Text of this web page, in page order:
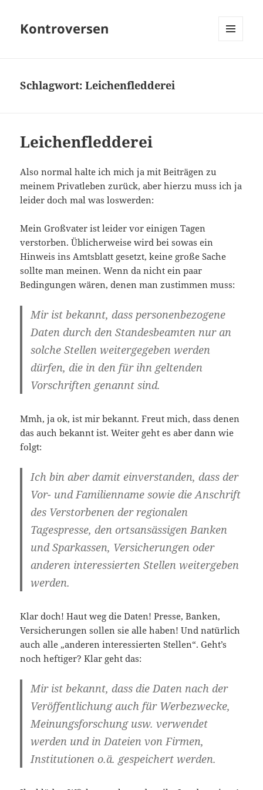
Kontroversen
Schlagwort:Leichenfledderei
Leichenfledderei
Also normal halte ich mich ja mit Beiträgen zu
meinem Privatleben zurück, aber hierzu muss ich ja
leider doch mal was loswerden:
Mein Großvater ist leider vor einigen Tagen
verstorben. Üblicherweise wird bei sowas ein
Hinweis ins Amtsblatt gesetzt, keine große Sache
sollte man meinen. Wenn da nicht ein paar
Bedingungen wären, denen man zustimmen muss:
Mir ist bekannt, dass personenbezogene
Daten durch den Standesbeamten nur an
solche Stellen weitergegeben werden
dürfen, die in den für ihn geltenden
Vorschriften genannt sind.
Mmh, ja ok, ist mir bekannt. Freut mich, dass denen
das auch bekannt ist. Weiter geht es aber dann wie
folgt:
Ich bin aber damit einverstanden, dass der
Vor- und Familienname sowie die Anschrift
des Verstorbenen der regionalen
Tagespresse, den ortsansässigen Banken
und Sparkassen, Versicherungen oder
anderen interessierten Stellen weitergeben
werden.
Klar doch! Haut weg die Daten! Presse, Banken,
Versicherungen sollen sie alle haben! Und natürlich
auch alle „anderen interessierten Stellen“. Geht’s
noch heftiger? Klar geht das:
Mir ist bekannt, dass die Daten nach der
Veröffentlichung auch für Werbezwecke,
Meinungsforschung usw. verwendet
werden und in Dateien von Firmen,
Institutionen o.ä. gespeichert werden.